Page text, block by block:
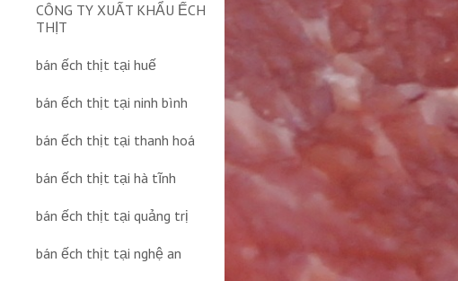
CÔNG TY XUẤT KHẨU ẾCH
THỊT
bán ếch thịt tại huế
bán ếch thịt tại ninh bình
bán ếch thịt tại thanh hoá
bán ếch thịt tại hà tĩnh
bán ếch thịt tại quảng trị
bán ếch thịt tại nghệ an